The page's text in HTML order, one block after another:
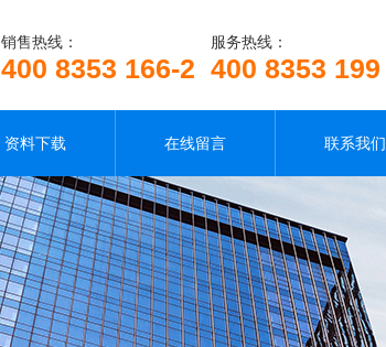
服务热线：
400 8353 199
销售热线：
400 8353 166-2
资料下载 在线留言 联系我们